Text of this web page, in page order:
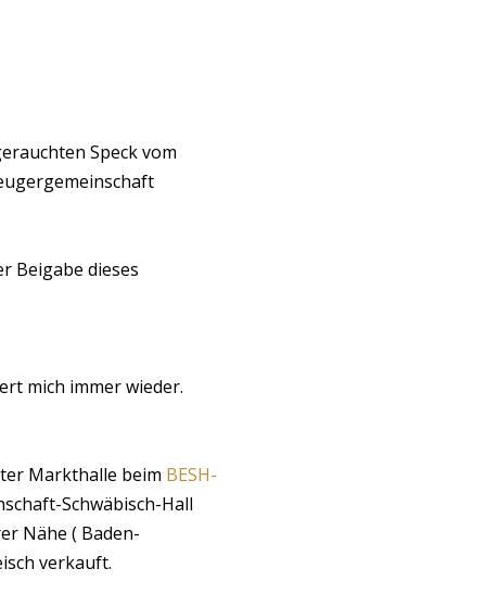
Speck vom
Beigabe dieses
mich immer wieder.
Markthalle beim BESH-
Schwäbisch-Hall
Nähe ( Baden-
verkauft.